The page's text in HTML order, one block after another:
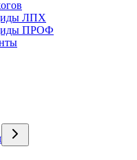
ЛПХ
ПРОФ